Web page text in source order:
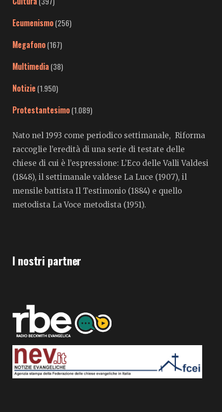
Ecumenismo(256)
Megafono(167)
Multimedia (38)
Notizie (1.950)
Protestantesimo(1.089)
Nato nel 1993 come periodico settimanale, Riforma
raccoglie l’eredità di una serie di testate delle
chiese di cui è l’espressione: L’Eco delle Valli Valdesi
(1848), il settimanale valdese La Luce (1907), il
mensile battista Il Testimonio (1884) e quello
metodista La Voce metodista (1951).
I nostri partner